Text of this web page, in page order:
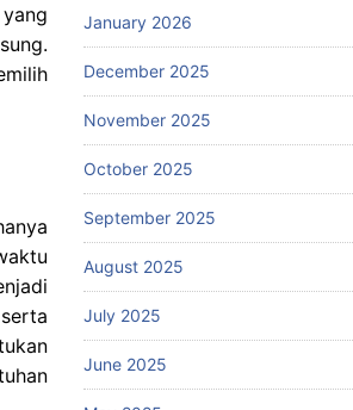
January 2026
December 2025
November 2025
October 2025
September 2025
August 2025
July 2025
June 2025